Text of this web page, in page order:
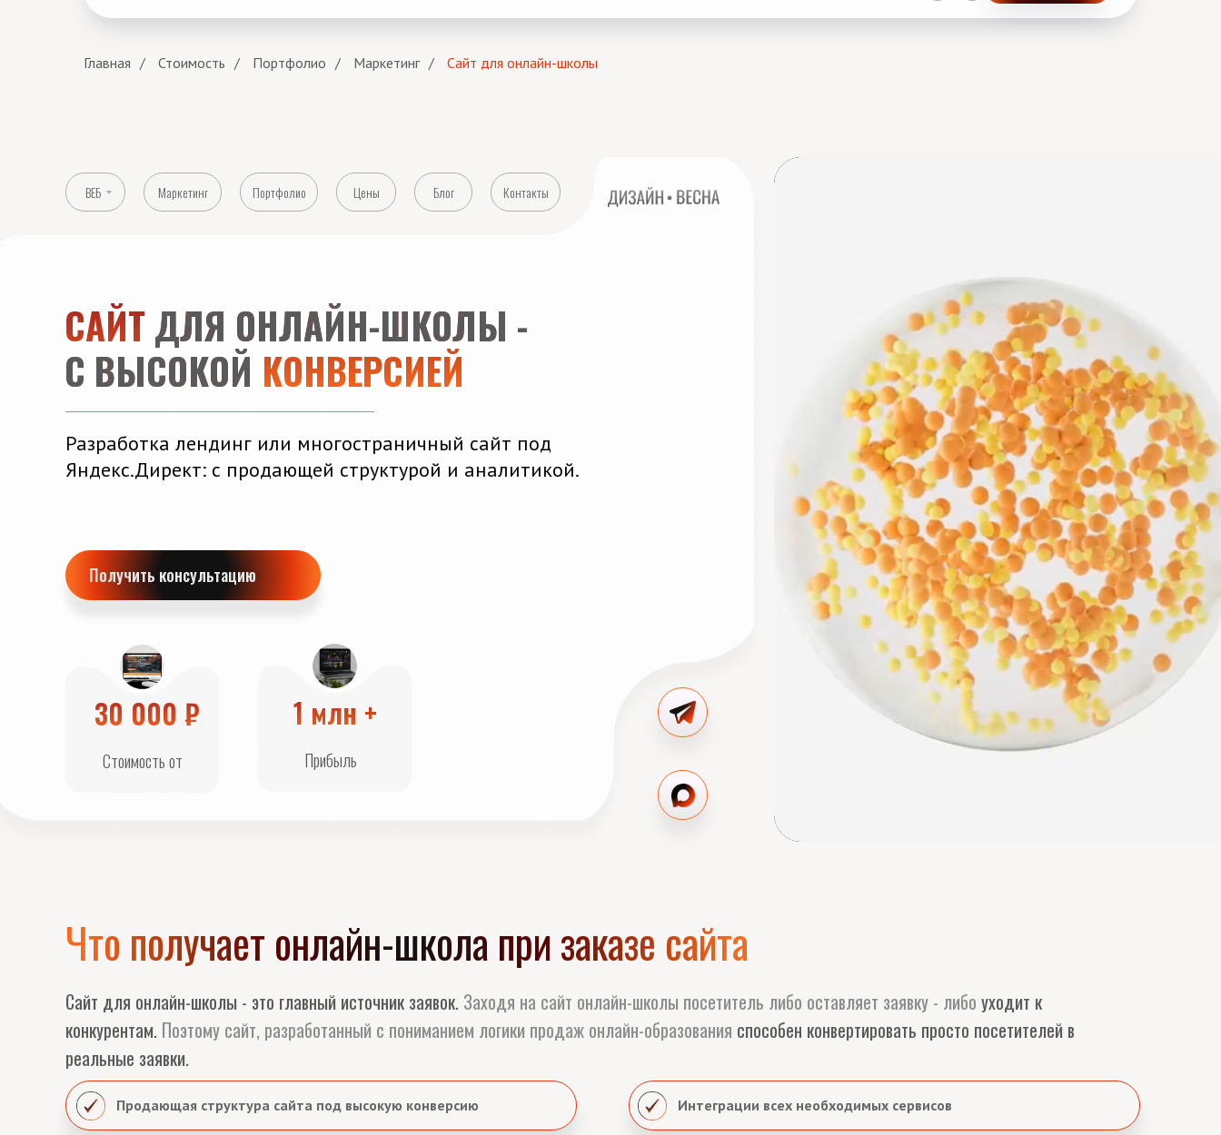
Главная / Стоимость / Портфолио / Маркетинг / Сайт для онлайн-школы
Разработка лендинг или многостраничный сайт под
Яндекс.Директ: с продающей структурой и аналитикой.
САЙТ ДЛЯ ОНЛАЙН-ШКОЛЫ -
С ВЫСОКОЙ КОНВЕРСИЕЙ
Получить консультацию
Стоимость от
30 000 ₽
Прибыль
1 млн +
ВЕБ Портфолио Цены
Маркетинг Контакты
Блог
Продающая структура сайта под высокую конверсию Интеграции всех необходимых сервисов
Что получает онлайн-школа при заказе сайта
Сайт для онлайн-школы - это главный источник заявок. Заходя на сайт онлайн-школы посетитель либо оставляет заявку - либо уходит к
конкурентам. Поэтому сайт, разработанный с пониманием логики продаж онлайн-образования способен конвертировать просто посетителей в
реальные заявки.